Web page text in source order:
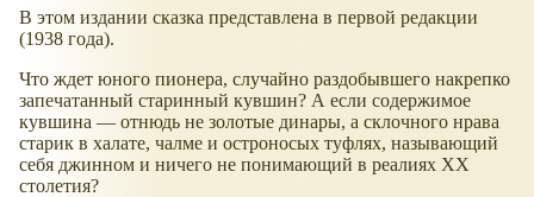
В этом издании сказка представлена в первой редакции
(1938 года).
Что ждет юного пионера, случайно раздобывшего накрепко
запечатанный старинный кувшин? А если содержимое
кувшина — отнюдь не золотые динары, а склочного нрава
старик в халате, чалме и остроносых туфлях, называющий
себя джинном и ничего не понимающий в реалиях XX
столетия?